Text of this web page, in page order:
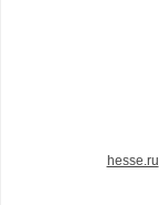
hesse.ru